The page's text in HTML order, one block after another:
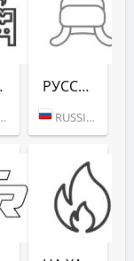
РУССКАЯ ЗИМА (РАДИО РЕКОРД)
RUSSIA (MOSCOW)